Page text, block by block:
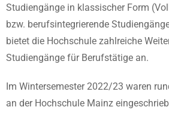
Studiengänge in klassischer Form
bzw. berufsintegrierende
bietet die Hochschule zahlreiche
Studiengänge für Berufstätige an.
Im Wintersemester 2022/23 waren
an der Hochschule Mainz